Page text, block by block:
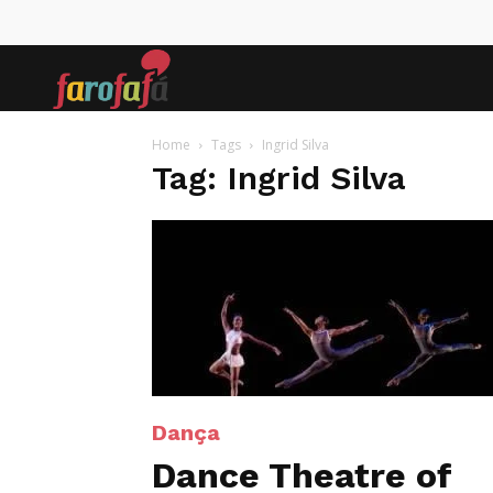
Home Tags Ingrid Silva
Tag: Ingrid Silva
Dança
Dance Theatre of